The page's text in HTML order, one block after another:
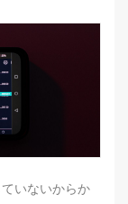
いないからか